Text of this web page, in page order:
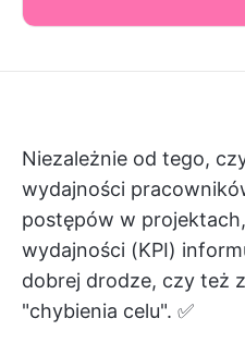
Niezależnie od tego,
wydajności
postępów w
wydajności (KPI)
dobrej drodze, czy też
"chybienia celu". ✅